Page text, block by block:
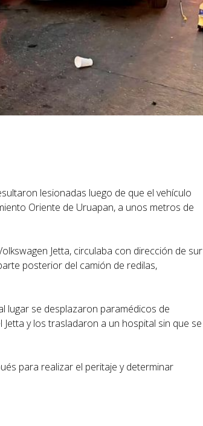
lesionadas luego de que el vehículo
Oriente de Uruapan, a unos metros de
Jetta, circulaba con dirección de sur
posterior del camión de redilas,
lugar se desplazaron paramédicos de
y los trasladaron a un hospital sin que se
para realizar el peritaje y determinar